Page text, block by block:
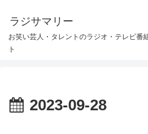
ラジサマリー
お笑い芸人・タレントのラジオ・テレビ番
ト
2023-09-28